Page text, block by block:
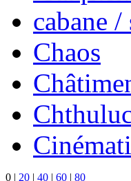
cabane /
Chaos
0 | 20 | 40 | 60 | 80